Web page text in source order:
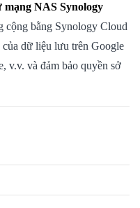
NAS Synology
cộng bằng Synology Cloud
dữ liệu lưu trên Google
v.v. và đảm bảo quyền sở